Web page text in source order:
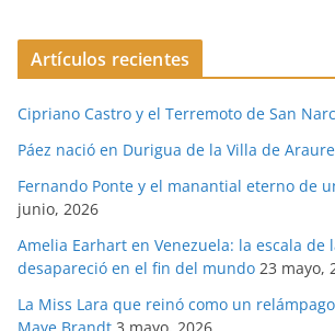
Artículos recientes
Cipriano Castro y el Terremoto de San
Páez nació en Durigua de la Villa de Araure
Fernando Ponte y el manantial eterno de
junio, 2026
Amelia Earhart en Venezuela: la escala de
desapareció en el fin del mundo 23 mayo,
La Miss Lara que reinó como un